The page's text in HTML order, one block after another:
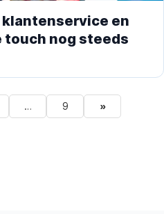
en
touch nog steeds
… 9 »